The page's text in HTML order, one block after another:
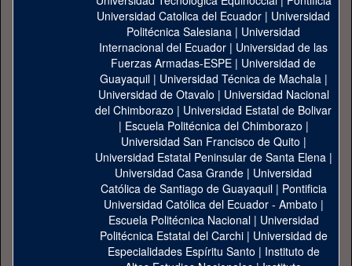
Universidad Catolica del Ecuador | Universidad
Politécnica Salesiana | Universidad
Internacional del Ecuador | Universidad de las
Fuerzas Armadas-ESPE | Universidad de
Guayaquil| Universidad Técnica de Machala|
Universidad de Otavalo | Universidad Nacional
del Chimborazo | Universidad Estatal de Bolivar
| Escuela Politécnica del Chimborazo |
Universidad San Francisco de Quito |
Universidad Estatal Peninsular de Santa Elena|
Universidad Casa Grande | Universidad
Católica de Santiago de Guayaquil| Pontificia
Universidad Católica del Ecuador - Ambato |
Escuela Politécnica Nacional| Universidad
Politécnica Estatal del Carchi| Universidad de
Especialidades Espíritu Santo | Instituto de